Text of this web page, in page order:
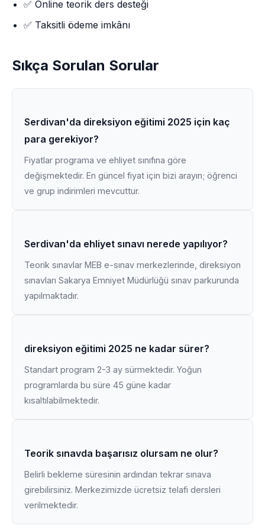
✅ Online teorik ders desteği
✅ Taksitli ödeme imkânı
Sıkça Sorulan Sorular
Serdivan'da direksiyon eğitimi 2025 için kaç
para gerekiyor?
Fiyatlar programa ve ehliyet sınıfına göre
değişmektedir. En güncel fiyat için bizi arayın; öğrenci
ve grup indirimleri mevcuttur.
Serdivan'da ehliyet sınavı nerede yapılıyor?
Teorik sınavlar MEB e-sınav merkezlerinde, direksiyon
sınavları Sakarya Emniyet Müdürlüğü sınav parkurunda
yapılmaktadır.
direksiyon eğitimi 2025 ne kadar sürer?
Standart program 2-3 ay sürmektedir. Yoğun
programlarda bu süre 45 güne kadar
kısaltılabilmektedir.
Teorik sınavda başarısız olursam ne olur?
Belirli bekleme süresinin ardından tekrar sınava
girebilirsiniz. Merkezimizde ücretsiz telafi dersleri
verilmektedir.